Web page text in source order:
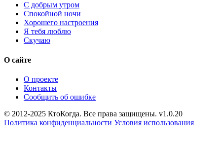
С добрым утром
Спокойной ночи
Хорошего настроения
Я тебя люблю
Скучаю
О сайте
О проекте
Контакты
Сообщить об ошибке
© 2012-2025 КтоКогда. Все права защищены. v1.0.20
Политика конфиденциальности Условия использования